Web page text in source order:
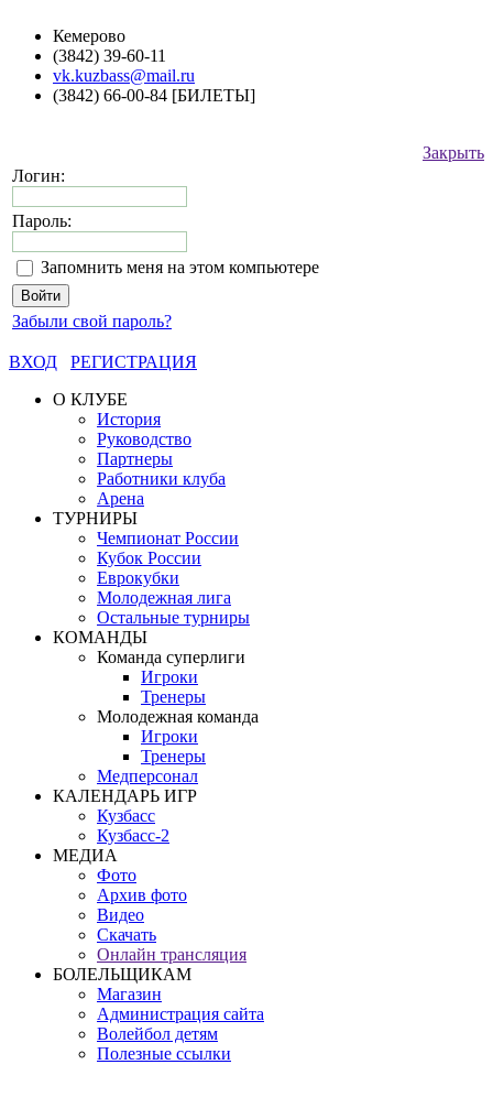
Кемерово
(3842) 39-60-11
vk.kuzbass@mail.ru
(3842) 66-00-84 [БИЛЕТЫ]
Закрыть
Логин:
Пароль:
Запомнить меня на этом компьютере
Забыли свой пароль?
ВХОД
РЕГИСТРАЦИЯ
О КЛУБЕ
История
Руководство
Партнеры
Работники клуба
Арена
ТУРНИРЫ
Чемпионат России
Кубок России
Еврокубки
Молодежная лига
Остальные турниры
КОМАНДЫ
Команда суперлиги
Игроки
Тренеры
Молодежная команда
Игроки
Тренеры
Медперсонал
КАЛЕНДАРЬ ИГР
Кузбасс
Кузбасс-2
МЕДИА
Фото
Архив фото
Видео
Скачать
Онлайн трансляция
БОЛЕЛЬЩИКАМ
Магазин
Администрация сайта
Волейбол детям
Полезные ссылки